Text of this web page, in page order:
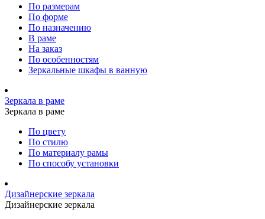
По размерам
По форме
По назначению
В раме
На заказ
По особенностям
Зеркальные шкафы в ванную
Зеркала в раме
Зеркала в раме
По цвету
По стилю
По материалу рамы
По способу установки
Дизайнерские зеркала
Дизайнерские зеркала